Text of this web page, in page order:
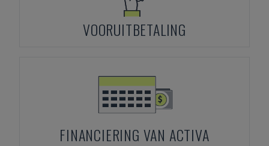
VOORUITBETALING
FINANCIERING VAN ACTIVA